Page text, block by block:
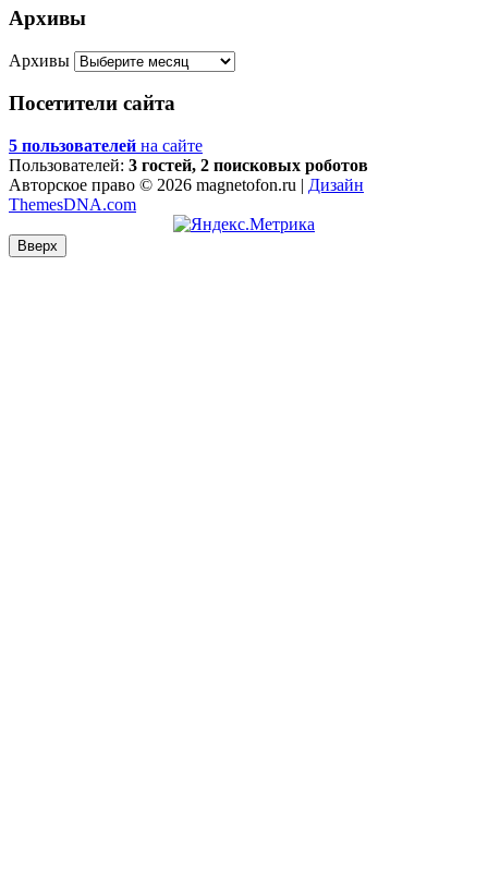
Архивы
Архивы
Посетители сайта
5 пользователей на сайте
Пользователей: 3 гостей, 2 поисковых роботов
Авторское право © 2026 magnetofon.ru | Дизайн
ThemesDNA.com
Вверх